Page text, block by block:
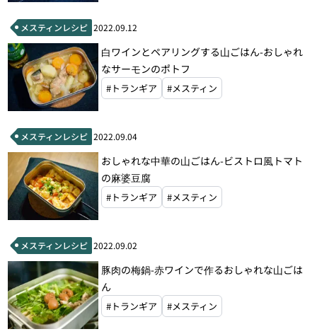
メスティンレシピ 2022.09.12
白ワインとペアリングする山ごはん-おしゃれ
なサーモンのポトフ
#トランギア #メスティン
メスティンレシピ 2022.09.04
おしゃれな中華の山ごはん-ビストロ風トマト
の麻婆豆腐
#トランギア #メスティン
メスティンレシピ 2022.09.02
豚肉の梅鍋-赤ワインで作るおしゃれな山ごは
ん
#トランギア #メスティン